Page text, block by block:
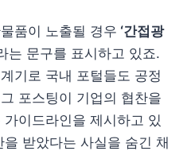
품이 노출될 경우 ‘간접광
는 문구를 표시하고 있죠.
기로 국내 포털들도 공정
포스팅이 기업의 협찬을
이드라인을 제시하고 있
받았다는 사실을 숨긴 채